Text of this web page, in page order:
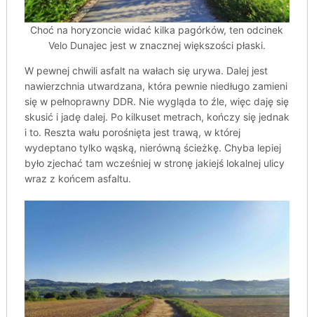
Choć na horyzoncie widać kilka pagórków, ten odcinek
Velo Dunajec jest w znacznej większości płaski.
W pewnej chwili asfalt na wałach się urywa. Dalej jest
nawierzchnia utwardzana, która pewnie niedługo zamieni
się w pełnoprawny DDR. Nie wygląda to źle, więc daję się
skusić i jadę dalej. Po kilkuset metrach, kończy się jednak
i to. Reszta wału porośnięta jest trawą, w której
wydeptano tylko wąską, nierówną ścieżkę. Chyba lepiej
było zjechać tam wcześniej w stronę jakiejś lokalnej ulicy
wraz z końcem asfaltu.